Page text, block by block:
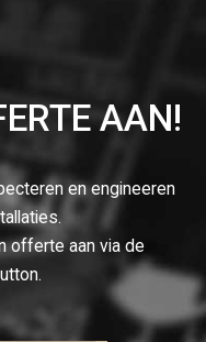
AAN!
en engineeren
offerte aan via de